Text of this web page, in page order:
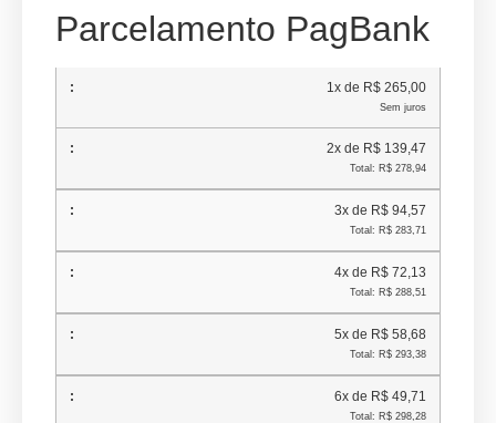
Parcelamento PagBank
1x de R$ 265,00
Sem juros
2x de R$ 139,47
Total: R$ 278,94
3x de R$ 94,57
Total: R$ 283,71
4x de R$ 72,13
Total: R$ 288,51
5x de R$ 58,68
Total: R$ 293,38
6x de R$ 49,71
Total: R$ 298,28